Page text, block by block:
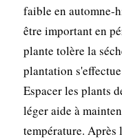
faible en automne-
être important en
plante tolère la
plantation
Espacer les plants
léger aide à
température. Après